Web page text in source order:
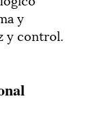
y
y control.